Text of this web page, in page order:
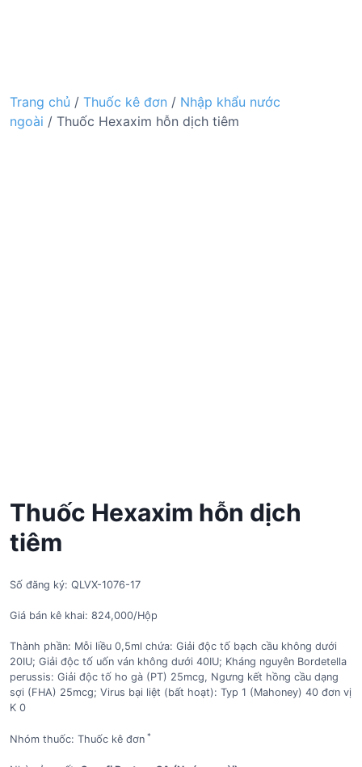
Trang chủ / Thuốc kê đơn / Nhập khẩu nước
ngoài / Thuốc Hexaxim hỗn dịch tiêm
Thuốc Hexaxim hỗn dịch
tiêm
Số đăng ký: QLVX-1076-17
Giá bán kê khai: 824,000/Hộp
Thành phần: Mỗi liều 0,5ml chứa: Giải độc tố bạch cầu không dưới
20IU; Giải độc tố uốn ván không dưới 40IU; Kháng nguyên Bordetella
perussis: Giải độc tố ho gà (PT) 25mcg, Ngưng kết hồng cầu dạng
sợi (FHA) 25mcg; Virus bại liệt (bất hoạt): Typ 1 (Mahoney) 40 đơn vị
K 0
Nhóm thuốc: Thuốc kê đơn *